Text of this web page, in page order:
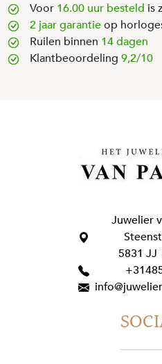
Voor 16.00 uur besteld is
2 jaar garantieop
Ruilen binnen 14 dagen
Klantbeoordeling 9,2/10
Juwelier
5831